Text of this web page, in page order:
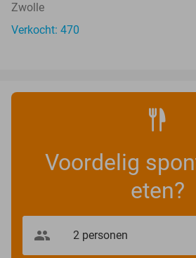
Zwolle
Verkocht: 470
Voordelig
eten?